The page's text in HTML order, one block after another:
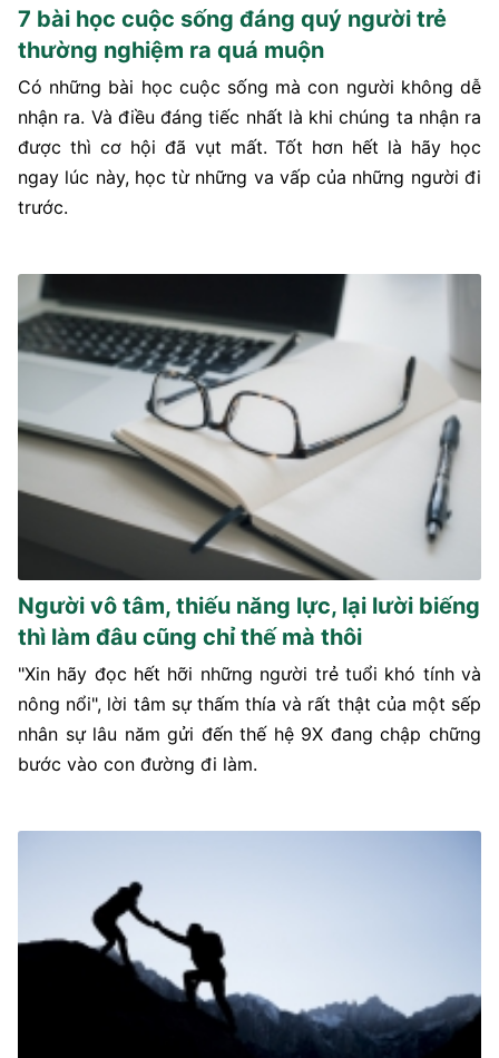
7 bài học cuộc sống đáng quý người trẻ
thường nghiệm ra quá muộn
Có những bài học cuộc sống mà con người không dễ
nhận ra. Và điều đáng tiếc nhất là khi chúng ta nhận ra
được thì cơ hội đã vụt mất. Tốt hơn hết là hãy học
ngay lúc này, học từ những va vấp của những người đi
trước.
Người vô tâm, thiếu năng lực, lại lười biếng
thì làm đâu cũng chỉ thế mà thôi
"Xin hãy đọc hết hỡi những người trẻ tuổi khó tính và
nông nổi", lời tâm sự thấm thía và rất thật của một sếp
nhân sự lâu năm gửi đến thế hệ 9X đang chập chững
bước vào con đường đi làm.